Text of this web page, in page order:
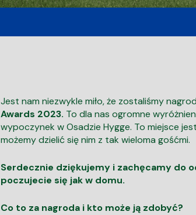
Jest nam niezwykle miło, że zostaliśmy
Awards 2023. To dla nas ogromne
wypoczynek w Osadzie Hygge. To miejsce
możemy dzielić się nim z tak wieloma gośćmi.
Serdecznie dziękujemy i zachęcamy do
poczujecie się jak w domu.
Co to za nagroda i kto może ją zdobyć?